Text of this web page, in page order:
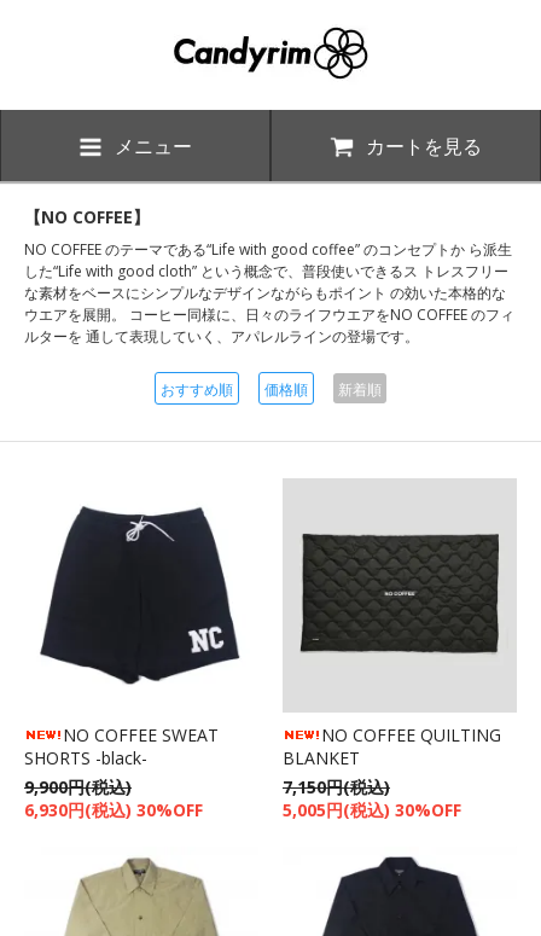
メニュー カートを見る
【NO COFFEE】
NO COFFEE のテーマである“Life with good coffee” のコンセプトか ら派生
した“Life with good cloth” という概念で、普段使いできるス トレスフリー
な素材をベースにシンプルなデザインながらもポイント の効いた本格的な
ウエアを展開。 コーヒー同様に、日々のライフウエアをNO COFFEE のフィ
ルターを 通して表現していく、アパレルラインの登場です。
おすすめ順 価格順 新着順
NO COFFEE SWEAT
SHORTS -black-
9,900円(税込)
6,930円(税込) 30%OFF
NO COFFEE QUILTING
BLANKET
7,150円(税込)
5,005円(税込) 30%OFF